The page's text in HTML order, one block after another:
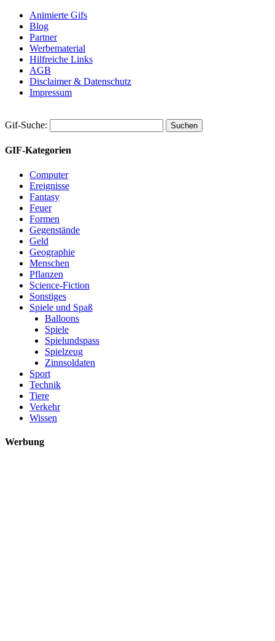
Animierte Gifs
Blog
Partner
Werbematerial
Hilfreiche Links
AGB
Disclaimer & Datenschutz
Impressum
Gif-Suche:
GIF-Kategorien
Computer
Ereignisse
Fantasy
Feuer
Formen
Gegenstände
Geld
Geographie
Menschen
Pflanzen
Science-Fiction
Sonstiges
Spiele und Spaß
Balloons
Spiele
Spielundspass
Spielzeug
Zinnsoldaten
Sport
Technik
Tiere
Verkehr
Wissen
Werbung